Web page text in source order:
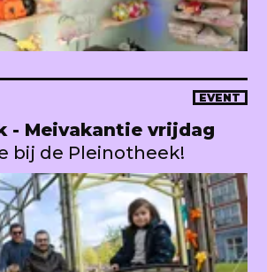
EVENT
- Meivakantie vrijdag
bij de Pleinotheek!